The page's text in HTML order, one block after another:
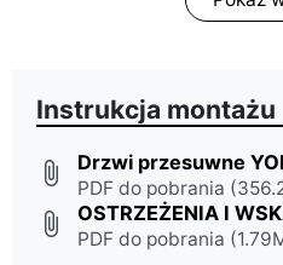
Instrukcja montażu
attach_file Drzwi przesuwne
PDF do pobrania
attach_file OSTRZEŻENIA I
PDF do pobrania